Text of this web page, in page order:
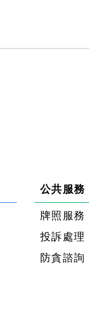
公共服務
牌照服務
投訴處理
防貪諮詢